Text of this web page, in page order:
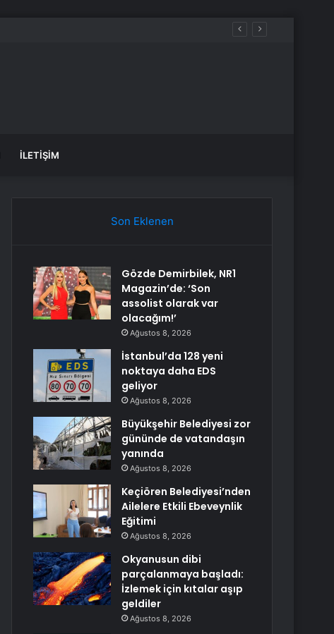
İLETIŞIM
Son Eklenen
Gözde Demirbilek, NR1
Magazin’de: ‘Son
assolist olarak var
olacağım!’
Ağustos 8, 2026
İstanbul’da 128 yeni
noktaya daha EDS
geliyor
Ağustos 8, 2026
Büyükşehir Belediyesi zor
gününde de vatandaşın
yanında
Ağustos 8, 2026
Keçiören Belediyesi’nden
Ailelere Etkili Ebeveynlik
Eğitimi
Ağustos 8, 2026
Okyanusun dibi
parçalanmaya başladı:
İzlemek için kıtalar aşıp
geldiler
Ağustos 8, 2026